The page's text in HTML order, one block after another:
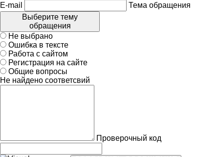
E-mail
Тема обращения
Выберите тему
обращения
Не выбрано
Ошибка в тексте
Работа с сайтом
Регистрация на сайте
Общие вопросы
Не найдено соответсвий
Проверочный код